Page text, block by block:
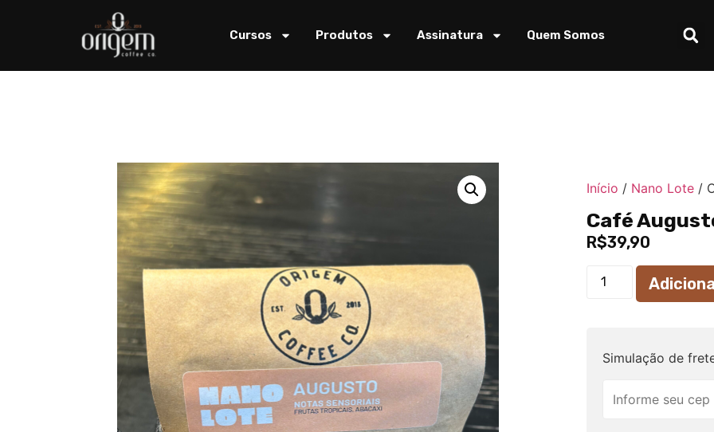
Cursos Produtos Assinatura Quem Somos
Início / Nano Lote/
Café
R$39,90
Simulação de